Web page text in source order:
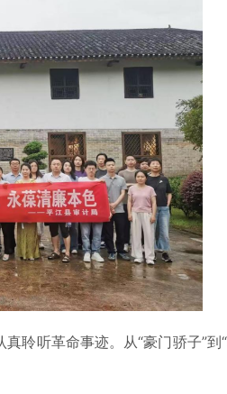
听革命事迹。从“豪门骄子”到